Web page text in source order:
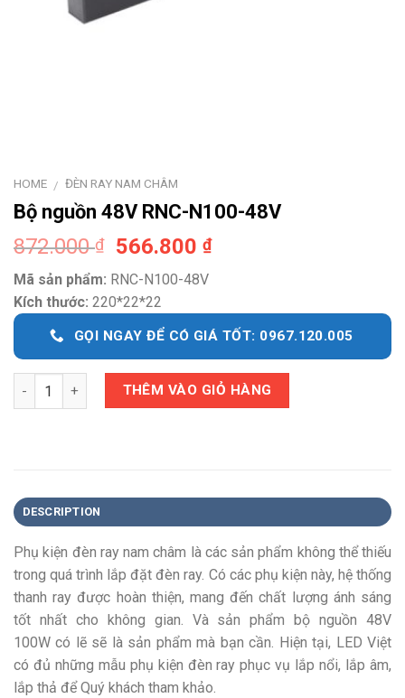
HOME / ĐÈN RAY NAM CHÂM
Bộ nguồn 48V RNC-N100-48V
872.000₫
Original
price
was:
872.000 ₫.
566.800₫Current
566.800 ₫.
Mã sản phẩm: RNC-N100-48V
Kích thước: 220*22*22
GỌI NGAY ĐỂ CÓ GIÁ TỐT: 0967.120.005
Quantity THÊM VÀO GIỎ HÀNG
DESCRIPTION
Phụ kiện đèn ray nam châm là các sản phẩm không thể thiếu
trong quá trình lắp đặt đèn ray. Có các phụ kiện này, hệ thống
thanh ray được hoàn thiện, mang đến chất lượng ánh sáng
tốt nhất cho không gian. Và sản phẩm bộ nguồn 48V
100W có lẽ sẽ là sản phẩm mà bạn cần. Hiện tại, LED Việt
có đủ những mẫu phụ kiện đèn ray phục vụ lắp nổi, lắp âm,
lắp thả để Quý khách tham khảo.